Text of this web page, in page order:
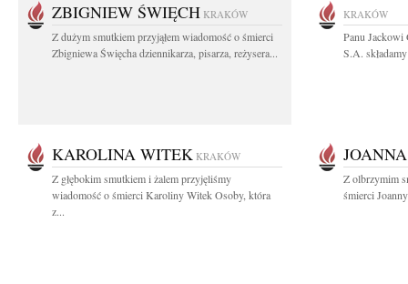
ZBIGNIEW ŚWIĘCH KRAKÓW
Z dużym smutkiem przyjąłem wiadomość o śmierci
Zbigniewa Święcha dziennikarza, pisarza, reżysera...
KRAKÓW
Panu Jackowi
S.A.
KAROLINA WITEK KRAKÓW
Z głębokim smutkiem i żalem przyjęliśmy
wiadomość o śmierci Karoliny Witek Osoby, która
z...
Z olbrzymim
śmierci